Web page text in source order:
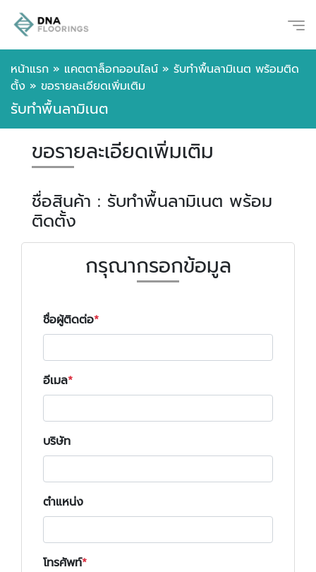
หน้าแรก » แคตตาล็อกออนไลน์ » รับทำพื้นลามิเนต พร้อมติด
ตั้ง » ขอรายละเอียดเพิ่มเติม
รับทำพื้นลามิเนต
ขอรายละเอียดเพิ่มเติม
ชื่อสินค้า : รับทำพื้นลามิเนต พร้อม
ติดตั้ง
กรุณากรอกข้อมูล
ชื่อผู้ติดต่อ
อีเมล
บริษัท
ตำแหน่ง
โทรศัพท์